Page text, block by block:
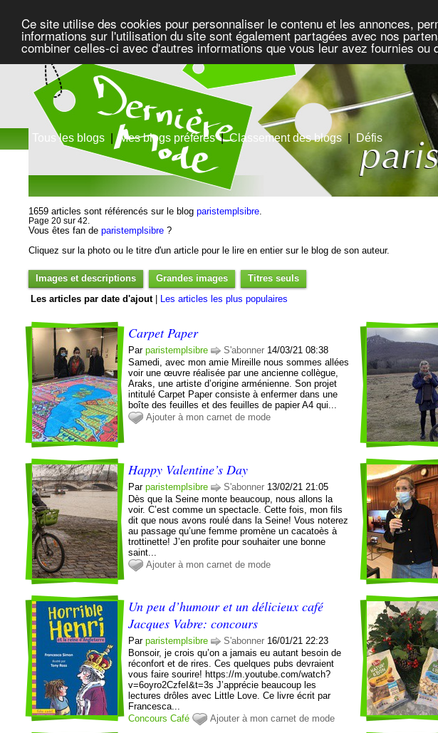
Ce site utilise des cookies pour personnaliser le contenu et les annonces,
informations sur l'utilisation du site sont également partagées avec nos
combiner celles-ci avec d'autres informations que vous leur avez fournies
Tous les blogs | Mes blogs préférés|Classement des blogs| Défis
1659 articles sont référencés sur le blogparistemplsibre
Page 20 sur 42.
Vous êtes fan deparistemplsibre ?
Cliquez sur la photo ou le titre d'un article pour le lire en entier sur le blog de son auteur.
Images et descriptions Grandes images
Titres seuls
Les articles par date d'ajout| Les articles les plus populaires
Carpet Paper
Parparistemplsibre S'abonner 14/03/21 08:38
Samedi, avec mon amie Mireille nous sommes allées
voir une œuvre réalisée par une ancienne collègue,
Araks, une artiste d’origine arménienne. Son projet
intitulé Carpet Paper consiste à enfermer dans une
boîte des feuilles et des feuilles de papier A4 qui...
Ajouter à mon carnet de mode
Happy Valentine’s Day
Parparistemplsibre S'abonner 13/02/21 21:05
Dès que la Seine monte beaucoup, nous allons la
voir. C’est comme un spectacle. Cette fois, mon fils
dit que nous avons roulé dans la Seine! Vous noterez
au passage qu’une femme promène un cacatoès à
trottinette! J’en profite pour souhaiter une bonne
saint...
Ajouter à mon carnet de mode
Un peu d’humour et un délicieux café
Jacques Vabre: concours
Parparistemplsibre S'abonner 16/01/21 22:23
Bonsoir, je crois qu’on a jamais eu autant besoin de
réconfort et de rires. Ces quelques pubs devraient
vous faire sourire! https://m.youtube.com/watch?
v=6oyro2CzfeI&t=3s J’apprécie beaucoup les
lectures drôles avec Little Love. Ce livre écrit par
Francesca...
Concours Café Ajouter à mon carnet de mode